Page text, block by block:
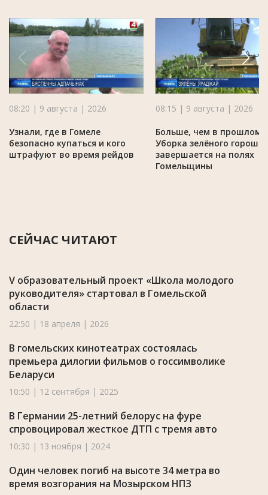
08:20 | 9 августа | 2026
Узнали, где в Гомеле
безопасно купаться и кого
штрафуют во время рейдов
08:15 | 9 августа | 2026
Больше, чем в прошлом
Уборка зелёного горошка
завершается на полях
Гомельщины
СЕЙЧАС ЧИТАЮТ
V образовательный проект «Школа молодого
руководителя» стартовал в Гомельской
области
22:50 | 18 апреля | 2026
В гомельских кинотеатрах состоялась
премьера дилогии фильмов о госсимволике
Беларуси
10:50 | 12 сентября | 2025
В Германии 25-летний белорус на фуре
спровоцировал жесткое ДТП с тремя авто
10:30 | 13 ноября | 2024
Один человек погиб на высоте 34 метра во
время возгорания на Мозырском НПЗ